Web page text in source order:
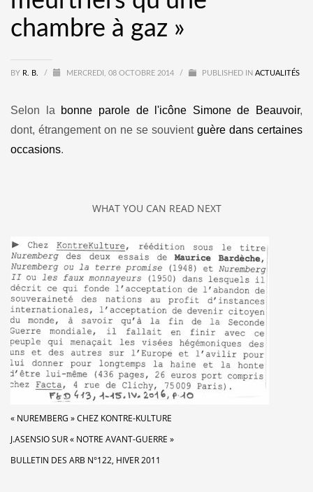
chambre à gaz »
BY R. B. / MERCREDI, 08 OCTOBRE 2014 / PUBLISHED IN ACTUALITÉS
Selon la bonne parole de l'icône Simone de Beauvoir,
dont, étrangement on ne se souvient guère dans certaines
occasions.
WHAT YOU CAN READ NEXT
« NUREMBERG » CHEZ KONTRE-KULTURE
J.ASENSIO SUR « NOTRE AVANT-GUERRE »
BULLETIN DES ARB N°122, HIVER 2011